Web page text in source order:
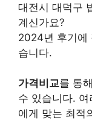
대전시 대덕구
계신가요?
2024년 후기에
습니다.
가격비교를 통
수 있습니다.
에게 맞는 최적